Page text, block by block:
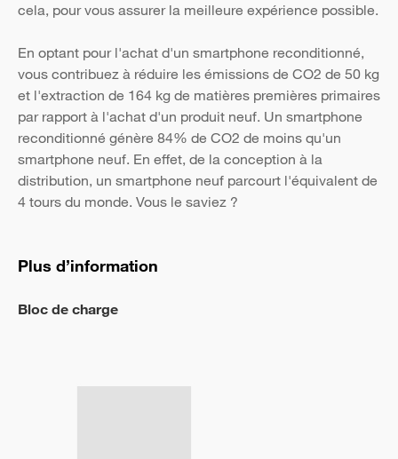
cela, pour vous assurer la meilleure expérience possible.
En optant pour l'achat d'un smartphone reconditionné,
vous contribuez à réduire les émissions de CO2 de 50 kg
et l'extraction de 164 kg de matières premières primaires
par rapport à l'achat d'un produit neuf. Un smartphone
reconditionné génère 84% de CO2 de moins qu'un
smartphone neuf. En effet, de la conception à la
distribution, un smartphone neuf parcourt l'équivalent de
4 tours du monde. Vous le saviez ?
Plus d’information
Bloc de charge